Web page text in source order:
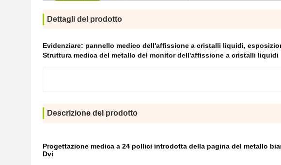
Dettagli del prodotto
Evidenziare: pannello medico dell'affissione a cristalli liquidi,
Struttura medica del metallo del monitor dell'affissione a cristalli liquidi
Descrizione del prodotto
Progettazione medica a 24 pollici introdotta della pagina del metallo
Dvi